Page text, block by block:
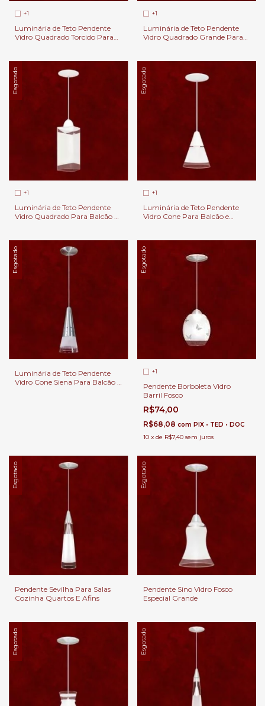
+1
Luminária de Teto Pendente
Vidro Quadrado Torcido Para
+1
Luminária de Teto Pendente
Vidro Quadrado Grande Para
Esgotado
+1
Luminária de Teto Pendente
Vidro Quadrado Para Balcão e
Esgotado
+1
Luminária de Teto Pendente
Vidro Cone Para Balcão e
Esgotado
Luminária de Teto Pendente
Vidro Cone Siena Para Balcão e
Esgotado
+1
Pendente Borboleta Vidro
Barril Fosco
R$74,00
R$68,08 com PIX • TED • DOC
10 x de R$7,40 sem juros
Esgotado
Pendente Sevilha Para Salas
Cozinha Quartos E Afins
Esgotado
Pendente Sino Vidro Fosco
Especial Grande
Esgotado Esgotado